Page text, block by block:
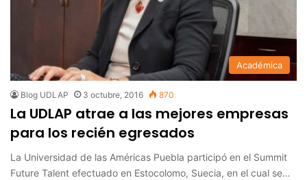
Académica
Blog UDLAP 3 octubre, 2016 870
La UDLAP atrae a las mejores empresas
para los recién egresados
La Universidad de las Américas Puebla participó en el Summit
Future Talent efectuado en Estocolomo, Suecia, en el cual se…